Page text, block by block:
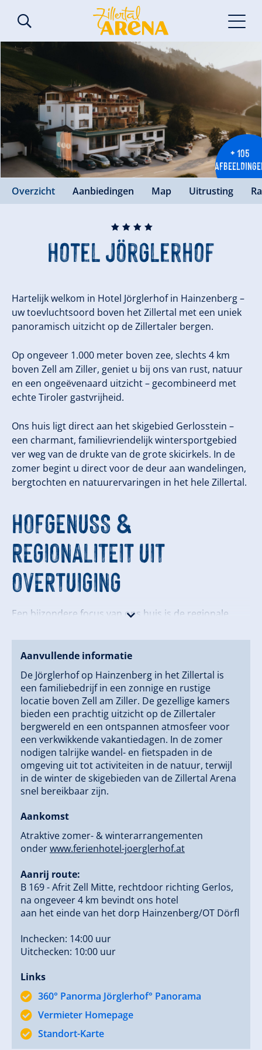
+ 105
Overzicht Aanbiedingen Map Uitrusting
🞙 🞙 🞙 🞙
Hotel Jörglerhof
Hartelijk welkom in Hotel Jörglerhof in Hainzenberg –
uw toevluchtsoord boven het Zillertal met een uniek
panoramisch uitzicht op de Zillertaler bergen.
Op ongeveer 1.000 meter boven zee, slechts 4 km
boven Zell am Ziller, geniet u bij ons van rust, natuur
en een ongeëvenaard uitzicht – gecombineerd met
echte Tiroler gastvrijheid.
Ons huis ligt direct aan het skigebied Gerlosstein –
een charmant, familievriendelijk wintersportgebied
ver weg van de drukte van de grote skicirkels. In de
zomer begint u direct voor de deur aan wandelingen,
bergtochten en natuurervaringen in het hele Zillertal.
HOFGENUSS &
REGIONALITEIT UIT
OVERTUIGING
Een bijzondere focus van ons huis is de regionale
landbouw en het Zillertal.
Wij combineren traditionele Tiroler keuken met
eerlijke "Hofgenuss" – vers, authentiek en
seizoensgebonden.
‍‍‍ GASTHEER UIT PASSIE
Al meer dan 35 jaar leidt de familie Fleidl – samen met
onze vier kinderen en een toegewijd team – de
Jörglerhof met een duidelijk doel:
Een plek te creëren waar gasten niet alleen
Persoonlijke begeleiding, eerlijke service en een
hartelijke samenwerking bepalen de sfeer van ons
huis.
❄️ IDEAAL GELEGEN IN
ZOMER EN WINTER
Perfecte uitvalsbasis voor wandelingen &
natuurervaringen (zomer)
Rustige panoramische ligging boven het Zillertal
Genot uit het Zillertal – rechtstreeks van onze eigen
Aanvullende informatie
De Jörglerhof op Hainzenberg in het Zillertal is
een familiebedrijf in een zonnige en rustige
locatie boven Zell am Ziller. De gezellige kamers
bieden een prachtig uitzicht op de Zillertaler
bergwereld en een ontspannen atmosfeer voor
een verkwikkende vakantiedagen. In de zomer
nodigen talrijke wandel- en fietspaden in de
omgeving uit tot activiteiten in de natuur, terwijl
in de winter de skigebieden van de Zillertal Arena
snel bereikbaar zijn.
Aankomst
Atraktive zomer- & winterarrangementen
onderwww.ferienhotel-joerglerhof.at
Aanrij route:
B 169 - Afrit Zell Mitte, rechtdoor richting Gerlos,
na ongeveer 4 km bevindt ons hotel
aan het einde van het dorp Hainzenberg/OT Dörfl
Inchecken: 14:00 uur
Uitchecken: 10:00 uur
Links
360° Panorma Jörglerhof° Panorama
Vermieter Homepage
Standort-Karte